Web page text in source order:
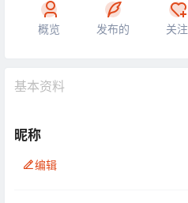
概览 发布的 关注
基本资料
昵称
编辑